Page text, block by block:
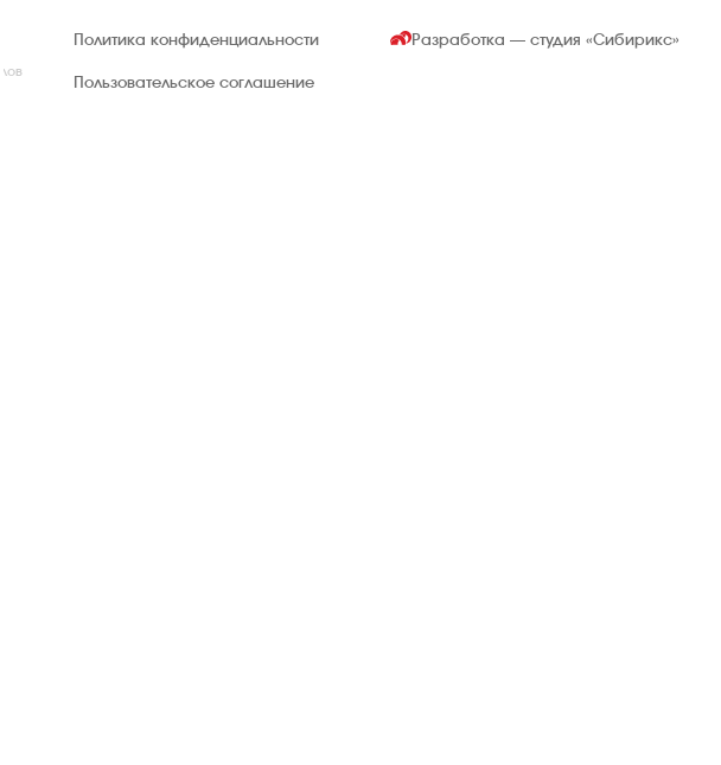
Политика конфиденциальности
Пользовательское соглашение
Разработка — студия«Сибирикс»